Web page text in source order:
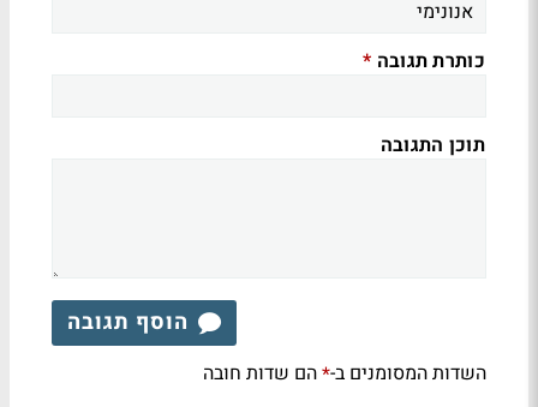
כותרת תגובה *
תוכן התגובה
הוסף תגובה
השדות המסומנים ב-*הם שדות חובה